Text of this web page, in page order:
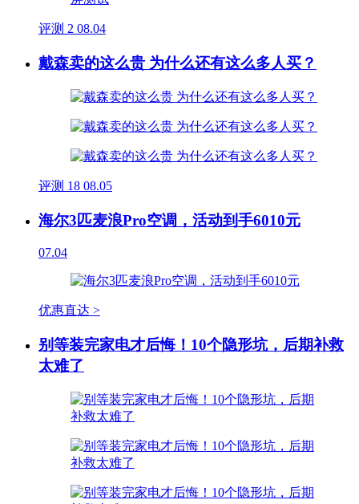
评测 2 08.04
戴森卖的这么贵 为什么还有这么多人买？
评测 18 08.05
海尔3匹麦浪Pro空调，活动到手6010元
07.04
优惠直达 >
别等装完家电才后悔！10个隐形坑，后期补救
太难了